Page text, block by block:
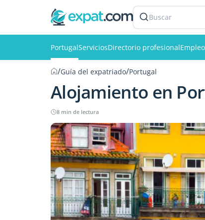
Buscar
PortugalServiciosDirectorio profesional
/Guía del expatriado/Portugal
Alojamiento en
8 min de lectura